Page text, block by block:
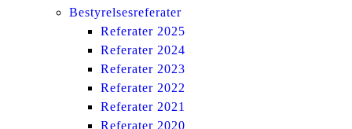
Bestyrelsesreferater
Referater 2025
Referater 2024
Referater 2023
Referater 2022
Referater 2021
Referater 2020